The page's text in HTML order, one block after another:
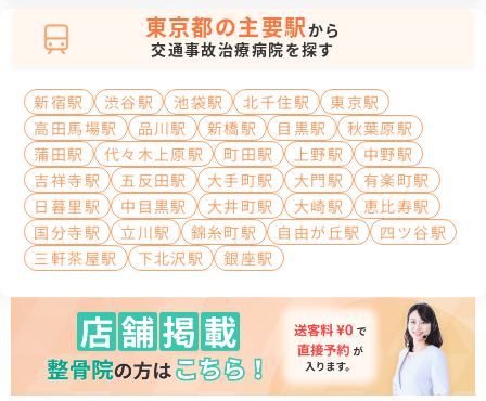
東京都の主要駅から
交通事故治療病院を探す
新宿駅 渋谷駅 池袋駅 北千住駅
東京駅
高田馬場駅
品川駅 新橋駅 目黒駅
秋葉原駅
蒲田駅
代々木上原駅 町田駅 上野駅
中野駅
吉祥寺駅
五反田駅 大手町駅 大門駅
有楽町駅
日暮里駅
中目黒駅 大井町駅 大崎駅
恵比寿駅
国分寺駅
立川駅 錦糸町駅 自由が丘駅
四ツ谷駅
三軒茶屋駅
下北沢駅 銀座駅